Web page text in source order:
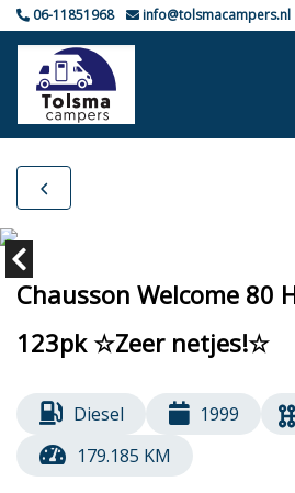
06-11851968 info@tolsmacampers.nl
Chausson Welcome 80
123pk ☆Zeer netjes!☆
Diesel 1999
179.185 KM